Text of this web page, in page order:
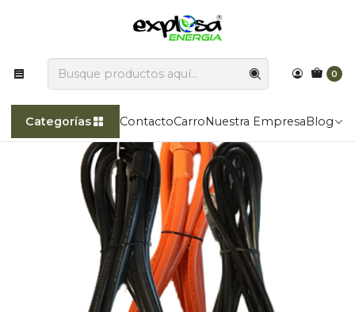
0
Categorías ContactoCarroNuestra EmpresaBlog
Explosa Energía transforma la luz del sol en poder!!
Pylontech Kit de Cables para batería US/UP/UF